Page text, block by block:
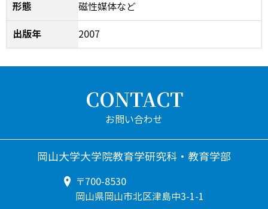
形態 磁性媒体など
出版年 2007
CONTACT
岡山大学大学院教育学研究科・教育学部
〒700-8530
岡山県岡山市北区津島中3-1-1